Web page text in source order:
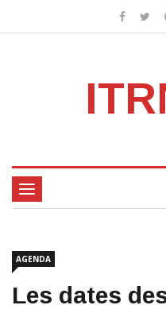
Toggle
navigation
AGENDA
Les dates